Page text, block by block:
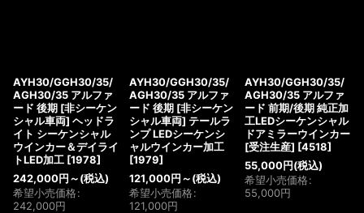
AYH30/GGH30/35/
AGH30/35 アルファ
ード 後期 [非シーケン
シャル車両] ヘッドラ
イト シーケンシャル
ウインカー＆デイライ
トLED加工 [1978]
242,000円 ～ (税込)
希望小売価格:
242,000円
AYH30/GGH30/35/
AGH30/35 アルファ
ード 後期 [非シーケン
シャル車両] テールラ
ンプ LEDシーケンシ
ャルウインカー加工
[1979]
121,000円 ～ (税込)
希望小売価格:
121,000円
AYH30/GGH30/35/
AGH30/35 アルファ
ード 前期/後期 純正加
工LEDシーケンシャル
ドアミラーウインカー
[受注生産] [4518]
55,000円 (税込)
希望小売価格:
55,000円